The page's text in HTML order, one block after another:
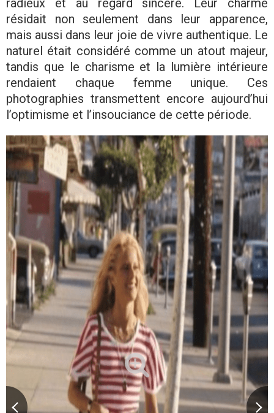
résidait non seulement dans leur apparence,
mais aussi dans leur joie de vivre authentique. Le
naturel était considéré comme un atout majeur,
tandis que le charisme et la lumière intérieure
rendaient chaque femme unique. Ces
photographies transmettent encore aujourd’hui
l’optimisme et l’insouciance de cette période.